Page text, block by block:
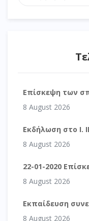
Επίσκεψη των
8 August 2026
Εκδήλωση στο Ι.
8 August 2026
22-01-2020
8 August 2026
Εκπαίδευση
8 August 2026